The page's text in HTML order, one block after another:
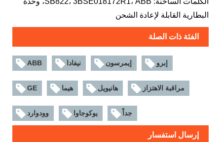
البطارية القابلة لإعادة الشحن
الفئة ذات الصلة
ABB نيفادا إيمرسون إبرو
GE هيما هانيويل مراقبة الاهتزاز
وودوارد يوكوجاوا جداً
إرسال استفسار